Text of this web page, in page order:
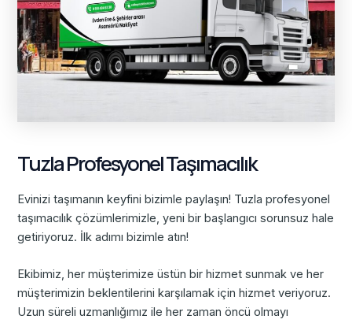
Tuzla Profesyonel Taşımacılık
Evinizi taşımanın keyfini bizimle paylaşın! Tuzla profesyonel
taşımacılık çözümlerimizle, yeni bir başlangıcı sorunsuz hale
getiriyoruz. İlk adımı bizimle atın!
Ekibimiz, her müşterimize üstün bir hizmet sunmak ve her
müşterimizin beklentilerini karşılamak için hizmet veriyoruz.
Uzun süreli uzmanlığımız ile her zaman öncü olmayı